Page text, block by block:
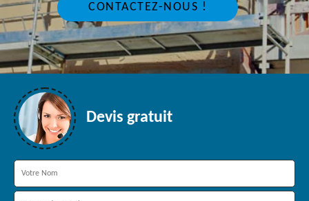
CONTACTEZ-NOUS !
Devis gratuit